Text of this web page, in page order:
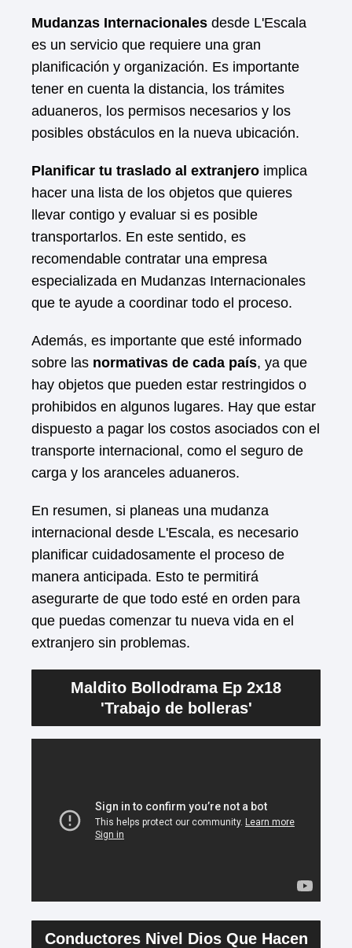
Mudanzas Internacionales desde L'Escala
es un servicio que requiere una gran
planificación y organización. Es importante
tener en cuenta la distancia, los trámites
aduaneros, los permisos necesarios y los
posibles obstáculos en la nueva ubicación.
Planificar tu traslado al extranjero implica
hacer una lista de los objetos que quieres
llevar contigo y evaluar si es posible
transportarlos. En este sentido, es
recomendable contratar una empresa
especializada en Mudanzas Internacionales
que te ayude a coordinar todo el proceso.
Además, es importante que esté informado
sobre las normativas de cada país, ya que
hay objetos que pueden estar restringidos o
prohibidos en algunos lugares. Hay que estar
dispuesto a pagar los costos asociados con el
transporte internacional, como el seguro de
carga y los aranceles aduaneros.
En resumen, si planeas una mudanza
internacional desde L'Escala, es necesario
planificar cuidadosamente el proceso de
manera anticipada. Esto te permitirá
asegurarte de que todo esté en orden para
que puedas comenzar tu nueva vida en el
extranjero sin problemas.
Maldito Bollodrama Ep 2x18
'Trabajo de bolleras'
Conductores Nivel Dios Que Hacen